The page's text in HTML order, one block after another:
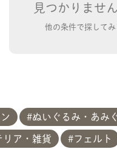
見つかりませ
他の条件で探してみ
ぬいぐるみ・あみ
リア・雑貨 フェルト